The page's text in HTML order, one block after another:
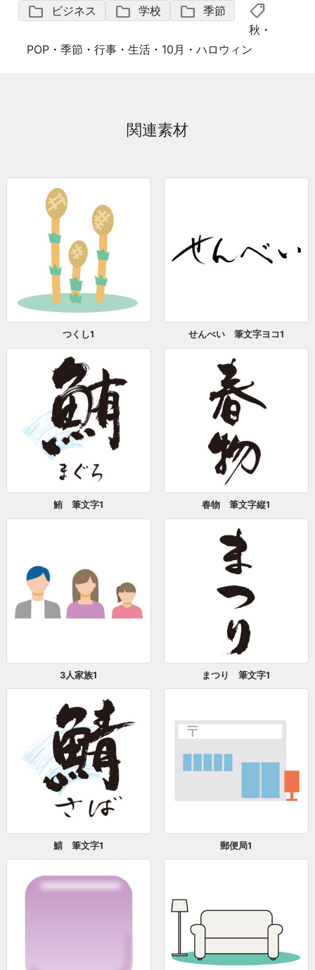
folder ビジネス folder 学校 folder 季節 shoppingmode
秋 ・
POP・ 季節 ・ 行事・ 生活・ 10月 ・ ハロウィン
関連素材
つくし1 せんべい 筆文字ヨコ1
鮪 筆文字1 春物 筆文字縦1
3人家族1 まつり 筆文字1
鯖 筆文字1 郵便局1